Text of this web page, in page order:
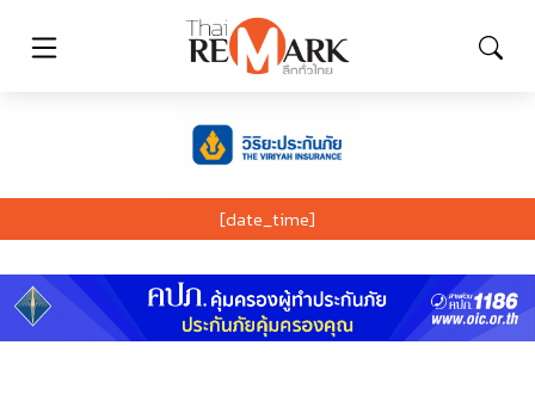
[date_time]